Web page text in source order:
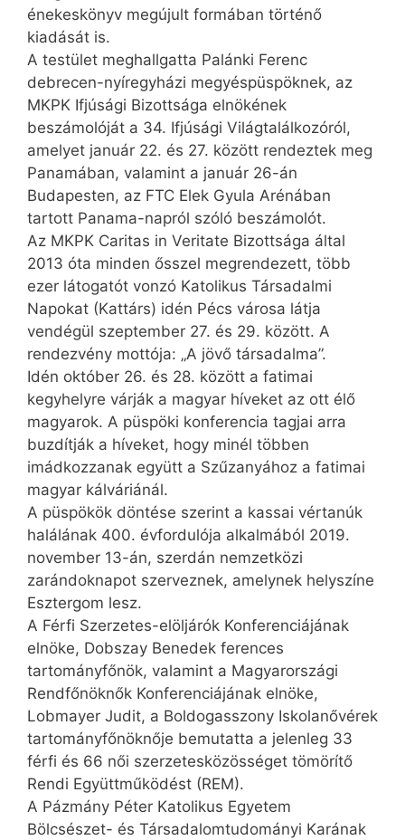
énekeskönyv megújult formában történő
kiadását is.
A testület meghallgatta Palánki Ferenc
debrecen-nyíregyházi megyéspüspöknek, az
MKPK Ifjúsági Bizottsága elnökének
beszámolóját a 34. Ifjúsági Világtalálkozóról,
amelyet január 22. és 27. között rendeztek meg
Panamában, valamint a január 26-án
Budapesten, az FTC Elek Gyula Arénában
tartott Panama-napról szóló beszámolót.
Az MKPK Caritas in Veritate Bizottsága által
2013 óta minden ősszel megrendezett, több
ezer látogatót vonzó Katolikus Társadalmi
Napokat (Kattárs) idén Pécs városa látja
vendégül szeptember 27. és 29. között. A
rendezvény mottója: „A jövő társadalma”.
Idén október 26. és 28. között a fatimai
kegyhelyre várják a magyar híveket az ott élő
magyarok. A püspöki konferencia tagjai arra
buzdítják a híveket, hogy minél többen
imádkozzanak együtt a Szűzanyához a fatimai
magyar kálváriánál.
A püspökök döntése szerint a kassai vértanúk
halálának 400. évfordulója alkalmából 2019.
november 13-án, szerdán nemzetközi
zarándoknapot szerveznek, amelynek helyszíne
Esztergom lesz.
A Férfi Szerzetes-elöljárók Konferenciájának
elnöke, Dobszay Benedek ferences
tartományfőnök, valamint a Magyarországi
Rendfőnöknők Konferenciájának elnöke,
Lobmayer Judit, a Boldogasszony Iskolanővérek
tartományfőnöknője bemutatta a jelenleg 33
férfi és 66 női szerzetesközösséget tömörítő
Rendi Együttműködést (REM).
A Pázmány Péter Katolikus Egyetem
Bölcsészet- és Társadalomtudományi Karának